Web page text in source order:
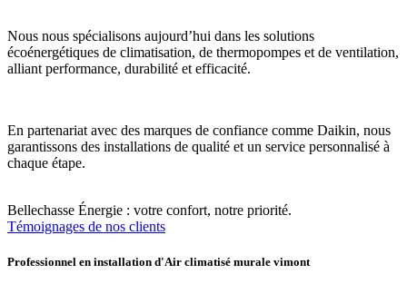
Nous nous spécialisons aujourd’hui dans les solutions
écoénergétiques de climatisation, de thermopompes et de ventilation,
alliant performance, durabilité et efficacité.
En partenariat avec des marques de confiance comme Daikin, nous
garantissons des installations de qualité et un service personnalisé à
chaque étape.
Bellechasse Énergie : votre confort, notre priorité.
Témoignages de nos clients
Professionnel en installation d'Air climatisé murale vimont